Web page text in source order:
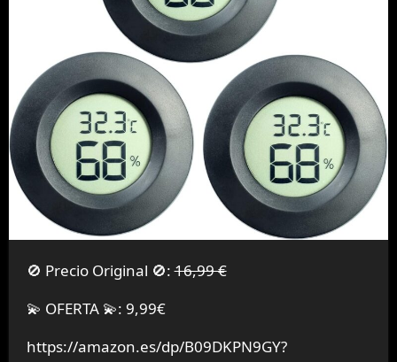
🚫 Precio Original 🚫:16,99 €
💫 OFERTA 💫: 9,99€
https://amazon.es/dp/B09DKPN9GY?